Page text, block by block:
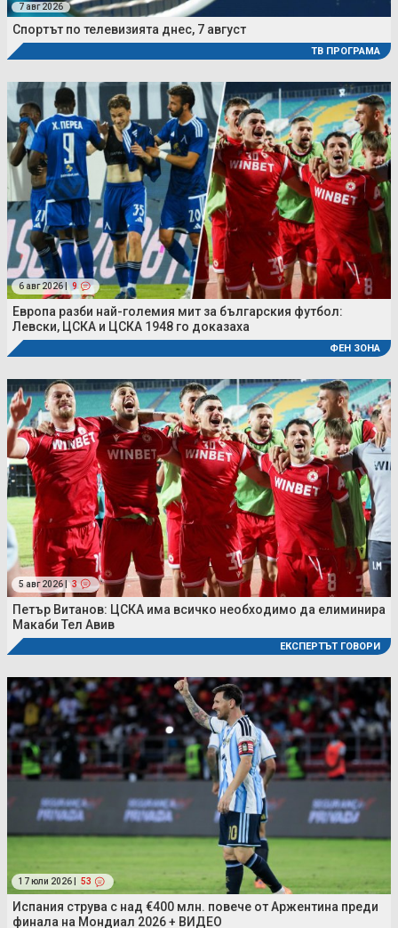
7 авг 2026
Спортът по телевизията днес, 7 август
ТВ ПРОГРАМА
6 авг 2026 | 9
Европа разби най-големия мит за българския футбол:
Левски, ЦСКА и ЦСКА 1948 го доказаха
ФЕН ЗОНА
5 авг 2026 | 3
Петър Витанов: ЦСКА има всичко необходимо да елиминира
Макаби Тел Авив
ЕКСПЕРТЪТ ГОВОРИ
17 юли 2026 | 53
Испания струва с над €400 млн. повече от Аржентина преди
финала на Мондиал 2026 + ВИДЕО